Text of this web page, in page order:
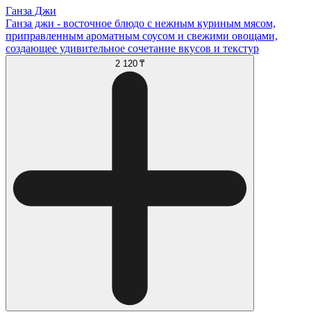
Ганза Джи
Ганза джи - восточное блюдо с нежным куриным мясом,
приправленным ароматным соусом и свежими овощами,
создающее удивительное сочетание вкусов и текстур
2 120 ₸